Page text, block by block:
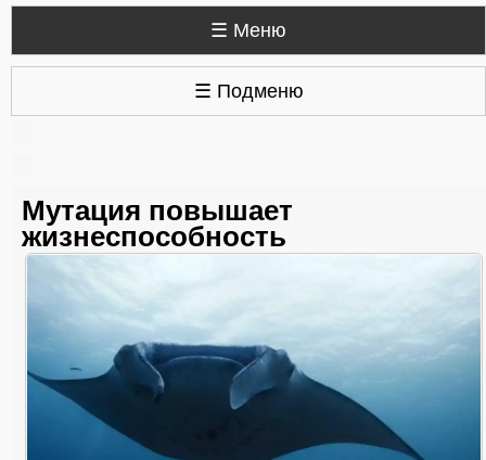
☰ Меню
☰ Подменю
Мутация повышает
жизнеспособность